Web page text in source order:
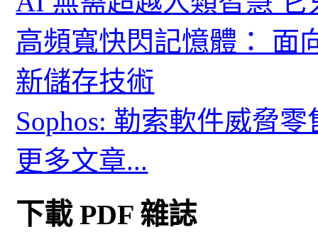
高頻寬快閃記憶體： 面
新儲存技術
Sophos: 勒索軟件威脅
更多文章...
下載 PDF 雜誌